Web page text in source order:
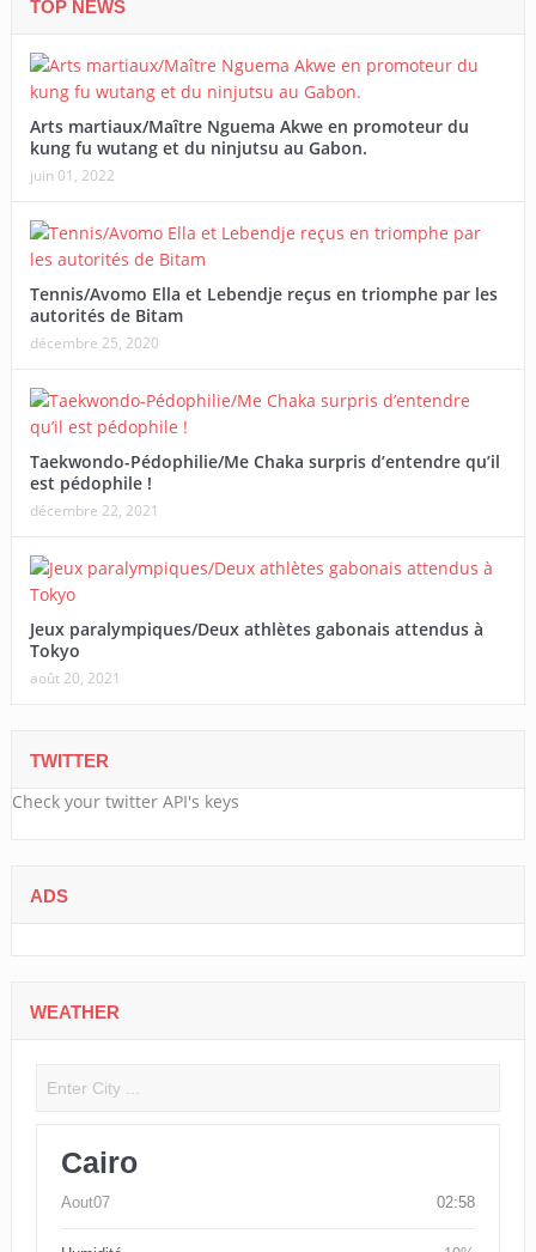
TOP NEWS
Arts martiaux/Maître Nguema Akwe en promoteur du
kung fu wutang et du ninjutsu au Gabon.
juin 01, 2022
Tennis/Avomo Ella et Lebendje reçus en triomphe par les
autorités de Bitam
décembre 25, 2020
Taekwondo-Pédophilie/Me Chaka surpris d’entendre qu’il
est pédophile !
décembre 22, 2021
Jeux paralympiques/Deux athlètes gabonais attendus à
Tokyo
août 20, 2021
TWITTER
Check your twitter API's keys
ADS
WEATHER
Cairo
Aout07 02:58